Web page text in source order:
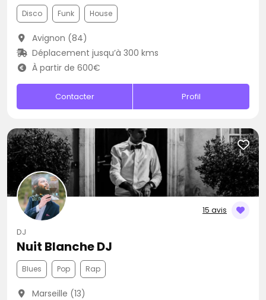
Disco Funk House
Avignon (84)
Déplacement jusqu’à 300 kms
À partir de 600€
Contacter Profil
15 avis
DJ
Nuit Blanche DJ
Blues Pop Rap
Marseille (13)